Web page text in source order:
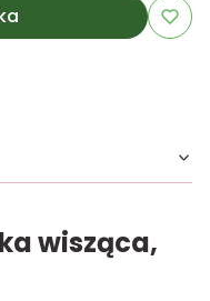
wisząca,